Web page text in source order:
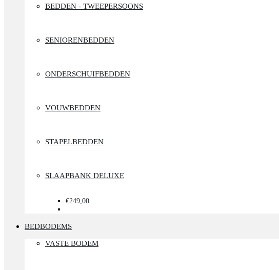
BEDDEN - TWEEPERSOONS
SENIORENBEDDEN
ONDERSCHUIFBEDDEN
VOUWBEDDEN
STAPELBEDDEN
SLAAPBANK DELUXE
€249,00
BEDBODEMS
VASTE BODEM